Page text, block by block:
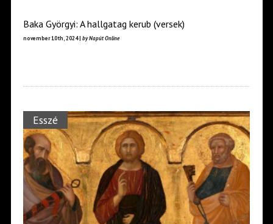
Baka Györgyi: A hallgatag kerub (versek)
november 10th, 2024 | by Napút Online
Esszé